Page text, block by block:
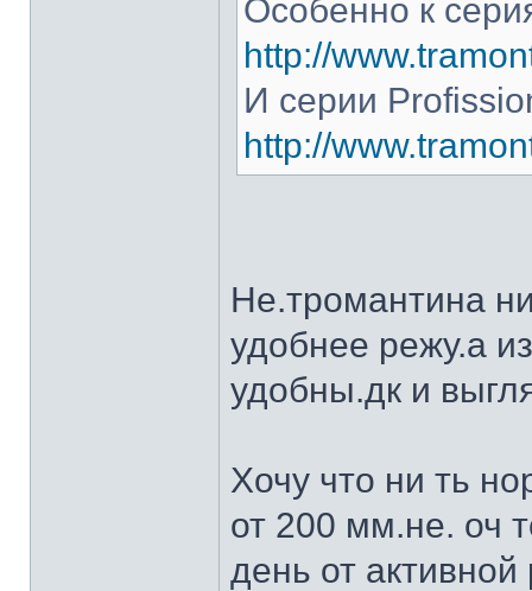
Особенно к
http://
И серии
http://
Не.тромантина
удобнее режу.а
удобны.дк и
Хочу что ни ть
от 200 мм.не. оч
день от